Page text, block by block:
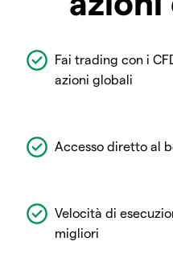
Fai trading con i
azioni globali
Accesso diretto al
Velocità di
migliori